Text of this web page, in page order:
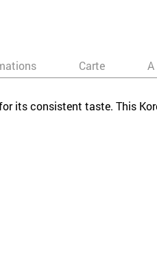
Carte
its consistent taste. This